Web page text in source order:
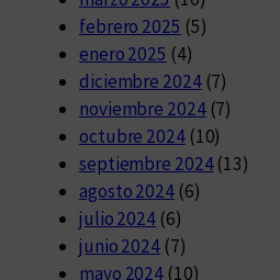
febrero 2025 (5)
enero 2025 (4)
diciembre 2024(7)
noviembre 2024(7)
octubre 2024(10)
septiembre 2024(13)
agosto 2024(6)
julio 2024 (6)
junio 2024 (7)
mayo 2024 (10)